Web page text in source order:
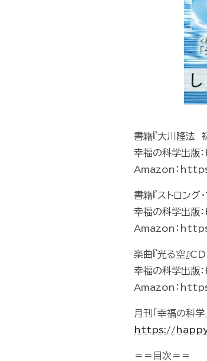
書籍『大川隆法
幸福の科学出
Amazon：
書籍『ストロング・
幸福の科学出
Amazon：
楽曲『光る空』CD
幸福の科学出
Amazon：
月刊「幸福の科学
https://
＝＝目次＝＝